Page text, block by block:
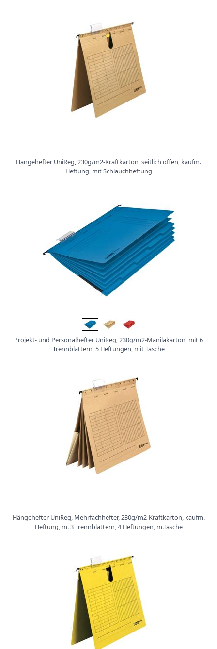
Hängehefter UniReg, 230g/m2-Kraftkarton, seitlich offen, kaufm.
Heftung, mit Schlauchheftung
Projekt- und Personalhefter UniReg, 230g/m2-Manilakarton, mit 6
Trennblättern, 5 Heftungen, mit Tasche
Hängehefter UniReg, Mehrfachhefter, 230g/m2-Kraftkarton, kaufm.
Heftung, m. 3 Trennblättern, 4 Heftungen, m.Tasche